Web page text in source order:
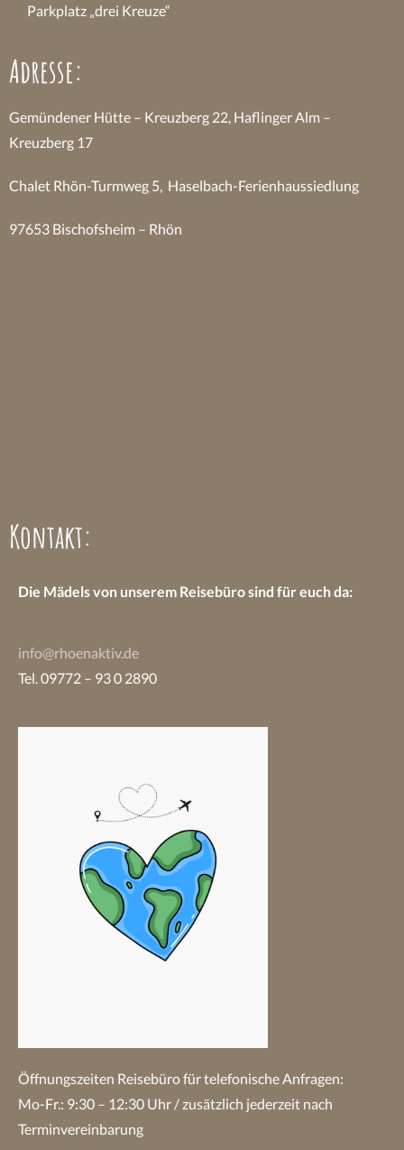
Parkplatz „drei Kreuze“
Adresse:
Gemündener Hütte – Kreuzberg 22, Haflinger Alm –
Kreuzberg 17
Chalet Rhön-Turmweg 5, Haselbach-Ferienhaussiedlung
97653 Bischofsheim – Rhön
Kontakt:
Die Mädels von unserem Reisebüro sind für euch da:
info@rhoenaktiv.de
Tel. 09772 – 93 0 2890
Öffnungszeiten Reisebürofür telefonische Anfragen:
Mo-Fr.: 9:30 – 12:30 Uhr / zusätzlich jederzeit nach
Terminvereinbarung